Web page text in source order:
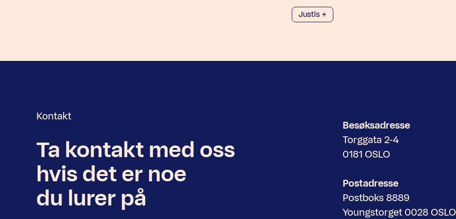
Justis +
Kontakt
Nyhetsbrev
Ta kontakt med oss
hvis det er noe
du lurer på
Besøksadresse
Torggata 2-4
0181 OSLO
Postadresse
Postboks 8889
Youngstorget 0028 OSLO